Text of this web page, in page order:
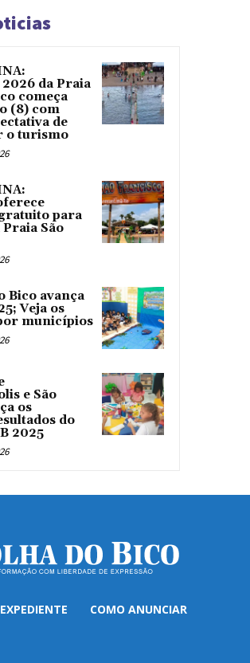
da Praia
começa
(8) com
de
o turismo
para
São
Bico avança
Veja os
municípios
e São
os
do
2025
EXPEDIENTE COMO ANUNCIAR